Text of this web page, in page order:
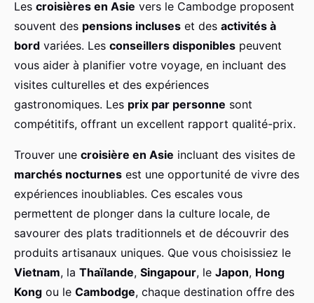
Les croisières en Asie vers le Cambodge proposent
souvent des pensions incluses et des activités à
bord variées. Les conseillers disponibles peuvent
vous aider à planifier votre voyage, en incluant des
visites culturelles et des expériences
gastronomiques. Les prix par personne sont
compétitifs, offrant un excellent rapport qualité-prix.
Trouver une croisière en Asie incluant des visites de
marchés nocturnes est une opportunité de vivre des
expériences inoubliables. Ces escales vous
permettent de plonger dans la culture locale, de
savourer des plats traditionnels et de découvrir des
produits artisanaux uniques. Que vous choisissiez le
Vietnam, la Thaïlande, Singapour, le Japon, Hong
Kong ou le Cambodge, chaque destination offre des